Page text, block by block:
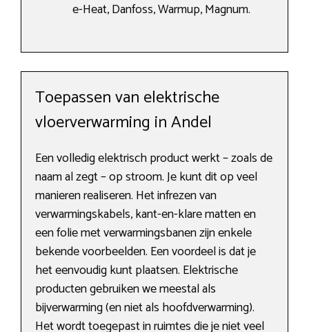
e-Heat, Danfoss, Warmup, Magnum.
Toepassen van elektrische
vloerverwarming in Andel
Een volledig elektrisch product werkt – zoals de
naam al zegt – op stroom. Je kunt dit op veel
manieren realiseren. Het infrezen van
verwarmingskabels, kant-en-klare matten en
een folie met verwarmingsbanen zijn enkele
bekende voorbeelden. Een voordeel is dat je
het eenvoudig kunt plaatsen. Elektrische
producten gebruiken we meestal als
bijverwarming (en niet als hoofdverwarming).
Het wordt toegepast in ruimtes die je niet veel